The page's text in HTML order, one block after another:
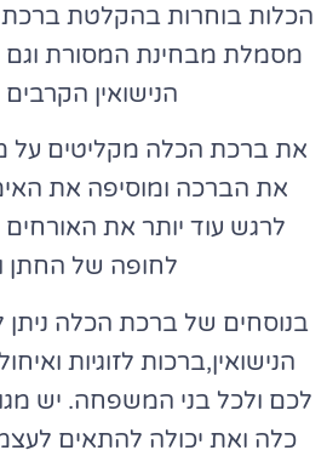
הכלות בוחרות בהקלטת
מסמלת מבחינת המסורת וגם
הנישואין
את ברכת הכלה מקליטים על
את הברכה ומוסיפה את
לרגש עוד יותר את
לחופה של החתן
בנוסחים של ברכת הכלה
הנישואין,ברכות לזוגיות
לכם ולכל בני המשפחה. יש
כלה ואת יכולה להתאים